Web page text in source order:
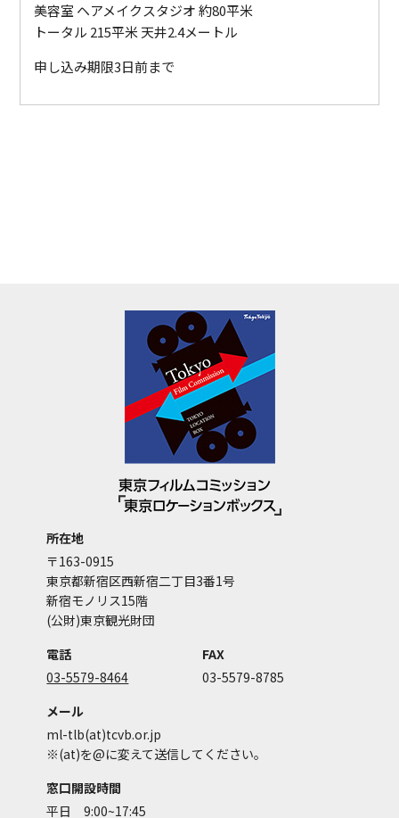
美容室 ヘアメイクスタジオ 約80平米
トータル 215平米 天井2.4メートル
申し込み期限3日前まで
所在地
〒163-0915
東京都新宿区西新宿二丁目3番1号
新宿モノリス15階
(公財)東京観光財団
電話
03-5579-8464
FAX
03-5579-8785
メール
ml-tlb(at)tcvb.or.jp
※(at)を@に変えて送信してください。
窓口開設時間
平日 9:00~17:45